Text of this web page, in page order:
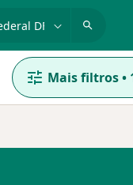
Mais filtros•